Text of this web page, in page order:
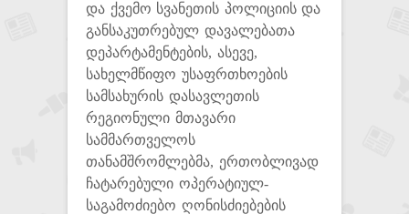
და ქვემო სვანეთის პოლიციის და
განსაკუთრებულ დავალებათა
დეპარტამენტების, ასევე,
სახელმწიფო უსაფრთხოების
სამსახურის დასავლეთის
რეგიონული მთავარი
სამმართველოს
თანამშრომლებმა, ერთობლივად
ჩატარებული ოპერატიულ-
საგამოძიებო ღონისძიებების